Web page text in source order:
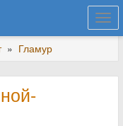
» Гламур